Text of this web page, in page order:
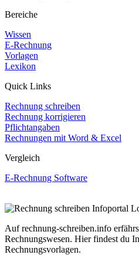
Bereiche
Wissen
E-Rechnung
Vorlagen
Lexikon
Quick Links
Rechnung schreiben
Rechnung korrigieren
Pflichtangaben
Rechnungen mit Word & Excel
Vergleich
E-Rechnung Software
Auf rechnung-schreiben.info
Rechnungswesen. Hier findest du
Rechnungsvorlagen.